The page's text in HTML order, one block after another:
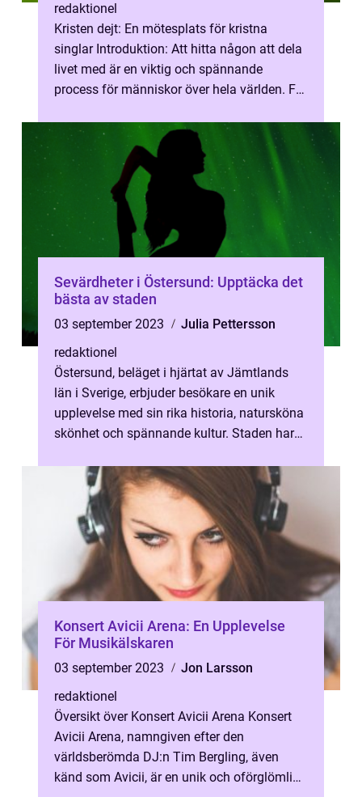
redaktionel
Kristen dejt: En mötesplats för kristna
singlar Introduktion: Att hitta någon att dela
livet med är en viktig och spännande
process för människor över hela världen. För
Sevärdheter i Östersund: Upptäcka det
bästa av staden
03 september 2023
Julia Pettersson
redaktionel
Östersund, beläget i hjärtat av Jämtlands
län i Sverige, erbjuder besökare en unik
upplevelse med sin rika historia, natursköna
skönhet och spännande kultur. Staden har
Konsert Avicii Arena: En Upplevelse
För Musikälskaren
03 september 2023
Jon Larsson
redaktionel
Översikt över Konsert Avicii Arena Konsert
Avicii Arena, namngiven efter den
världsberömda DJ:n Tim Bergling, även
känd som Avicii, är en unik och oförglömlig